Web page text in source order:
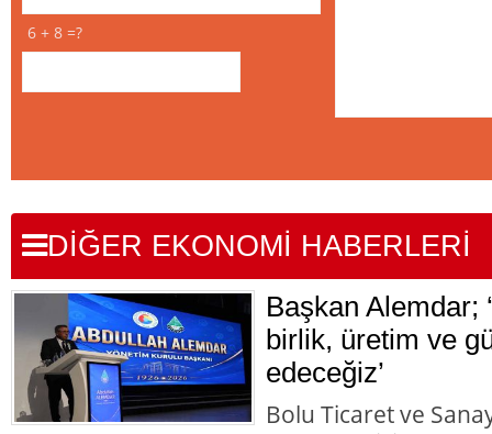
6 + 8 =?
DİĞER EKONOMİ HABERLERİ
Başkan Alemdar;
birlik, üretim ve
edeceğiz’
Bolu Ticaret ve